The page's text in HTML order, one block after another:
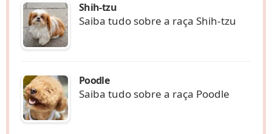
Shih-tzu
Saiba tudo sobre a raça Shih-tzu
Poodle
Saiba tudo sobre a raça Poodle